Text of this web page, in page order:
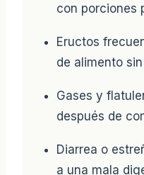
con porciones
Eructos
de alimento
Gases y
después de
Diarrea o
a una mala